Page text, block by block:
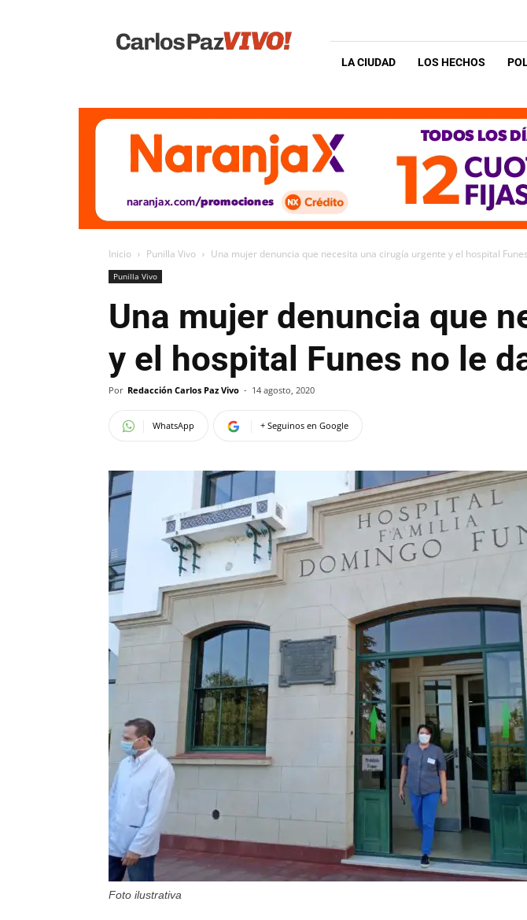
Vivo
LA CIUDAD LOS HECHOS
Inicio Punilla Vivo Una mujer denuncia que necesita una cirugía urgente y el hospital
Punilla Vivo
Una mujer denuncia que
y el hospital Funes no le
Por Redacción Carlos Paz Vivo - 14 agosto, 2020
WhatsApp + Seguinos en Google
Foto ilustrativa